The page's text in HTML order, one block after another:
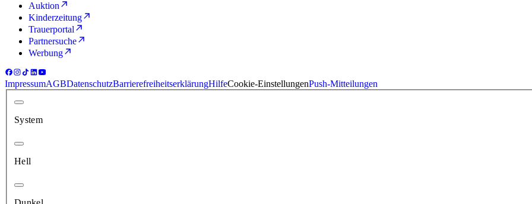
Auktion
Kinderzeitung
Trauerportal
Partnersuche
Werbung
ImpressumAGBDatenschutzBarrierefreiheitserklärungHilfeCookie-EinstellungenPush-Mitteilungen
System
Hell